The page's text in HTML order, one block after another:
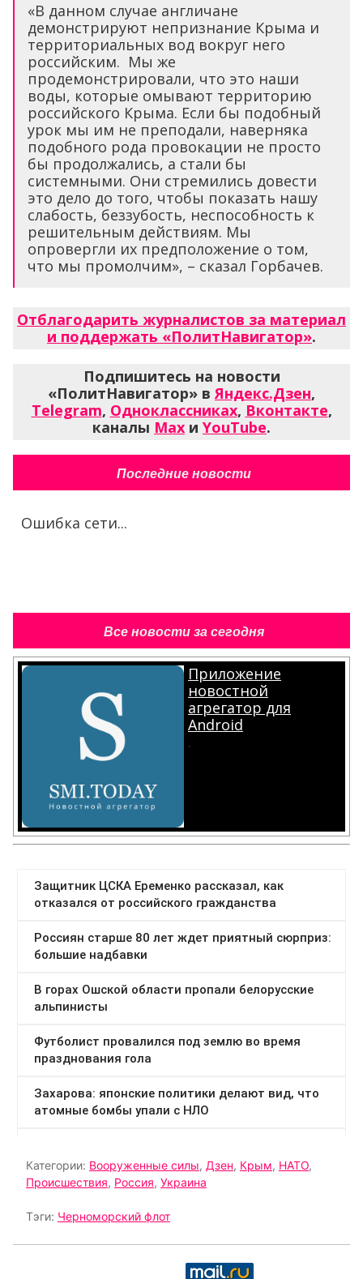
«В данном случае англичане
демонстрируют непризнание Крыма и
территориальных вод вокруг него
российским. Мы же
продемонстрировали, что это наши
воды, которые омывают территорию
российского Крыма. Если бы подобный
урок мы им не преподали, наверняка
подобного рода провокации не просто
бы продолжались, а стали бы
системными. Они стремились довести
это дело до того, чтобы показать нашу
слабость, беззубость, неспособность к
решительным действиям. Мы
опровергли их предположение о том,
что мы промолчим», – сказал Горбачев.
Отблагодарить журналистов за материал
и поддержать «ПолитНавигатор».
Подпишитесь на новости
«ПолитНавигатор» вЯндекс.Дзен,
Telegram, Одноклассниках, Вконтакте,
каналы Max и YouTube.
Последние новости
Ошибка сети...
Все новости за сегодня
Приложение
новостной
агрегатор для
Android
.
Категории: Вооруженные силы, Дзен, Крым, НАТО,
Происшествия, Россия, Украина
Тэги: Черноморский флот